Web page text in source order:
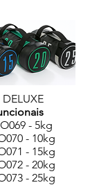
DELUXE
- 5kg
- 10kg
- 15kg
- 20kg
- 25kg